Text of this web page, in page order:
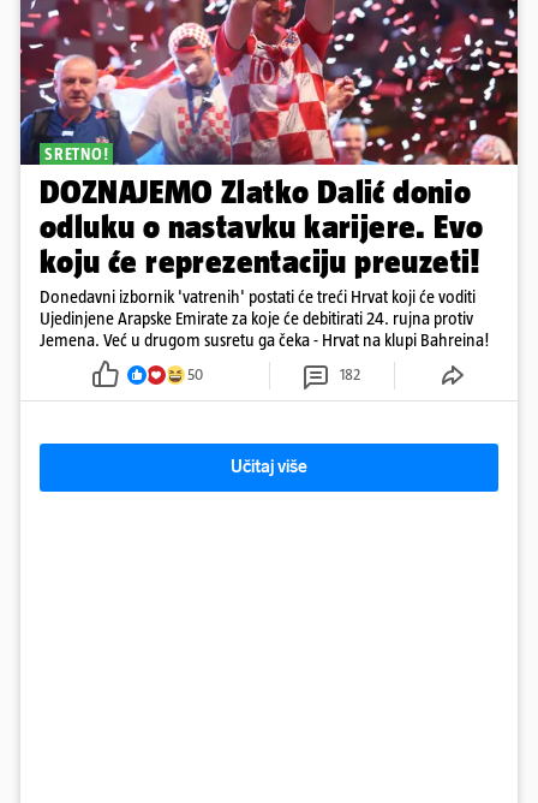
SRETNO!
DOZNAJEMO Zlatko Dalić donio
odluku o nastavku karijere. Evo
koju će reprezentaciju preuzeti!
Donedavni izbornik 'vatrenih' postati će treći Hrvat koji će voditi
Ujedinjene Arapske Emirate za koje će debitirati 24. rujna protiv
Jemena. Već u drugom susretu ga čeka - Hrvat na klupi Bahreina!
50 182
Učitaj više